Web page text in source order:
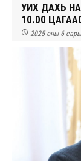
УИХ ДАХЬ
10.00
 2025 оны 6